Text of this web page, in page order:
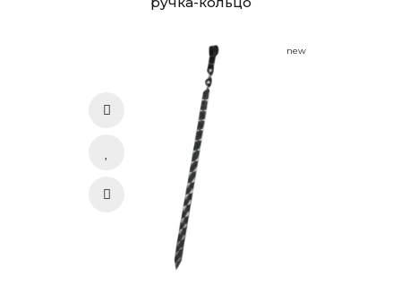
new